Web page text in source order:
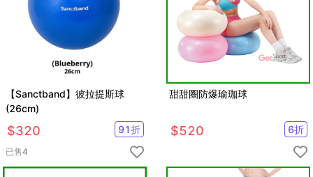
【Sanctband】彼拉提斯球
(26cm)
$320 91折
已售4
甜甜圈防爆瑜珈球
$520 6折